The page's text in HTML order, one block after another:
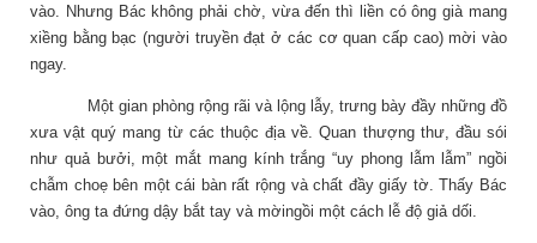
vào. Nhưng Bác không phải chờ, vừa đến thì liền có ông già mang
xiềng bằng bạc (người truyền đạt ở các cơ quan cấp cao) mời vào
ngay.
Một gian phòng rộng rãi và lộng lẫy, trưng bày đầy những đồ
xưa vật quý mang từ các thuộc địa về. Quan thượng thư, đầu sói
như quả bưởi, một mắt mang kính trắng “uy phong lẫm lẫm” ngồi
chẫm choẹ bên một cái bàn rất rộng và chất đầy giấy tờ. Thấy Bác
vào, ông ta đứng dậy bắt tay và mờingồi một cách lễ độ giả dối.